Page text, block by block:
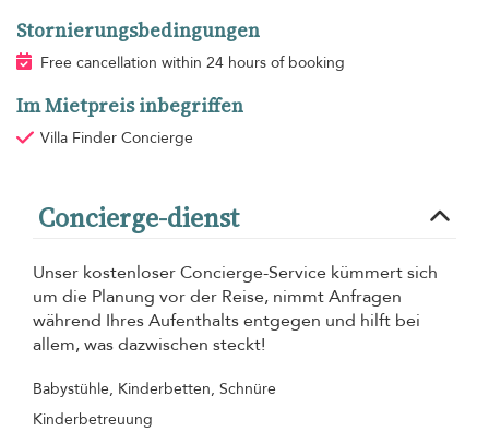
Stornierungsbedingungen
Free cancellation within 24 hours of booking
Im Mietpreis inbegriffen
Villa Finder Concierge
Concierge-dienst
Unser kostenloser Concierge-Service kümmert sich
um die Planung vor der Reise, nimmt Anfragen
während Ihres Aufenthalts entgegen und hilft bei
allem, was dazwischen steckt!
Babystühle, Kinderbetten, Schnüre
Kinderbetreuung